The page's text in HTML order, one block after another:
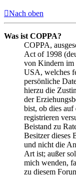
Nach oben
Was ist COPPA?
COPPA,
Act of 1998
von Kindern im
USA, welches
persönliche
hierzu die
der
bist, ob dies
registrieren
Beistand zu
Besitzer dieses
und nicht die
Art ist; außer
mich wenden,
zu diesem